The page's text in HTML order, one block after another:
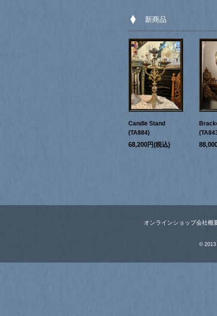
新商品
Candle Stand
(TA884)
68,200円(税込)
オンラインショップ会社概
© 2013